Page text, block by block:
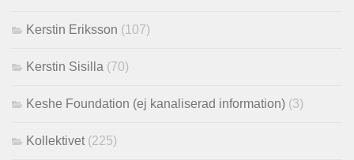
Kerstin Eriksson (107)
Kerstin Sisilla (70)
Keshe Foundation (ej kanaliserad information) (3)
Kollektivet (225)